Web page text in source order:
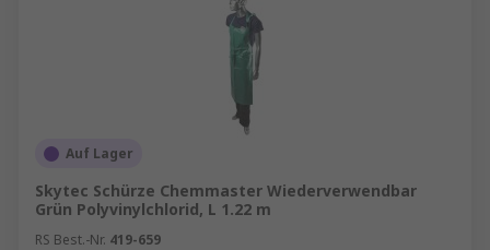
Auf Lager
Skytec Schürze Chemmaster Wiederverwendbar
Grün Polyvinylchlorid, L 1.22 m
RS Best.-Nr. 419-659